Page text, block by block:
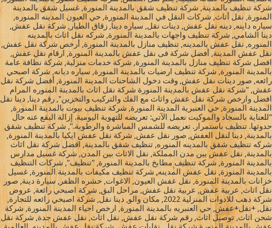
شركة تنظيف بالمدينة, شركة تنظيف شقق بالمدينة المنورة, غسيل شقق بالمدينة
المنورة, نقل أثاث, شركات النقل في المدينة المنورة, حي العيون المدينه المنوره,
سياره داينه, دينه نقل عفش, دينات نقل, سياره دينا, زقاق الطيار, شركة نقل عفش,
دينا الشامي, شركة تنظيف واجهات بالمدينة المنورة, شركه نقل اثاث بالمدينه
المنوره, نقل عفش بالمدينه, تنظيف منازل بالمدينة المنورة, أرخص شركة نقل عفش,
نقل عفش المدينة, أفضل شركة فى نقل عفش بالمدينة المنورة, ارقام نقل عفش,
افضل شركة تنظيف منازل بالمدينة المنورة, شركة خدمات منزلية, شركة نظافة عامة
بالمدينة المنورة, شركة تنظيف ارضيات بالمدينة المنورة, سياره ديانه, شركة اصبحي
رائعه, صور دينات نقل عفش, وقت دخول الشاحنات المدينة المنورة, أفضل شركة نقل
عفش, "شركة نقل عفش بالمدينة المنورة شركة نقل اثاث بالمدينة المنوره المرام
افضل وارخص شركة نقل عفش واثاث مع الفك والتركيب والتخزين", رقم دينا, دينا نقل
المدينة المنورة, حي العنبرية المدينة المنورة, شركة تنظيف بيوت بالمدينة المنورة,
"للعناية بالسجاد والموكيت نعمل الآتي: تعريضه للتهوية اليومية. إزالة البقع عنه حال
حدوثها. تنظيف باستمرار. تعريضه للشمس المباشرة والرطوبة.", شركة تنظيف شقق
بالمدينة, دينا لنقل العفش, صور نقل عفش, شركة نقل عفش ايكيا بالمدينة المنورة,
شركه تنظيف شقق بالمدينه المنوره, تنظيف شقق بالمدينة, افضل شركة نقل اثاث
بالمدينة, نقل عفش بين مدن المملكة, نقل الاثاث بين المدن, شركة غسيل مدارس
بالمدينة المنورة, شركة تنظيف مطابخ بالمدينة المنورة, "تنظيف", شركات التنظيف
بالمدينة المنورة, نقل عفش المدينه, شركة تنظيف مكيفات بالمدينة المنورة, غسيل
خزانات بالمدينة المنورة, نقل عفش العيون, الاغوات, حشره الظفر, سيارة دينة, صور
نقل اثاث, عربية عفش, عربية نقل عفش, مراحل البق, شركة اصبحي رائعة, عروض
شركة دهب للادوات المنزلية 2022, مكان والو, دينا نقل, شركة اصبحي رائعه للتجارة,
نقل, +نقل+عفش, حي العنبريه بالمدينة المنورة, ارخص احياء المدينة المنورة, شركة
شحن اثاث, توصيل اثاث, رقم شركة نقل عفش, نقل اثاث, نقل عفش جدة, شركة نقل